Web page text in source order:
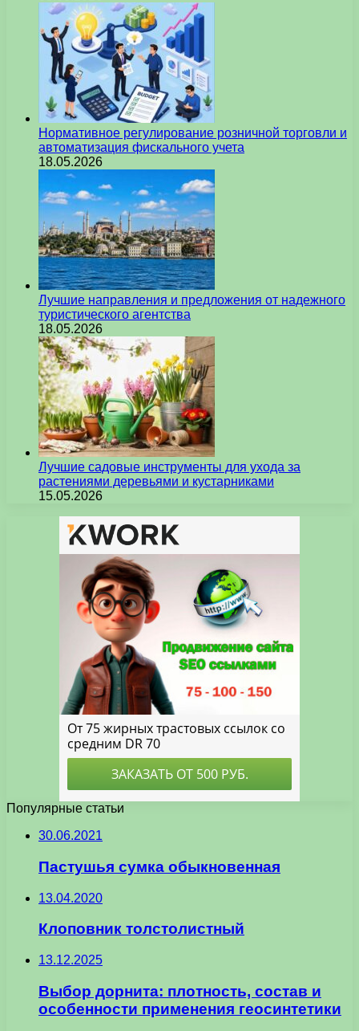
Нормативное регулирование розничной торговли и
автоматизация фискального учета
18.05.2026
Лучшие направления и предложения от надежного
туристического агентства
18.05.2026
Лучшие садовые инструменты для ухода за
растениями деревьями и кустарниками
15.05.2026
Популярные статьи
30.06.2021
Пастушья сумка обыкновенная
13.04.2020
Клоповник толстолистный
13.12.2025
Выбор дорнита: плотность, состав и
особенности применения геосинтетики